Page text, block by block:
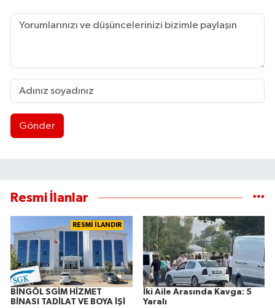
Gönder
Resmi İlanlar
RESMİ İLANDIR
BİNGÖL SGİM HİZMET
BİNASI TADİLAT VE BOYA İŞİ
İki Aile Arasında Kavga: 5
Yaralı